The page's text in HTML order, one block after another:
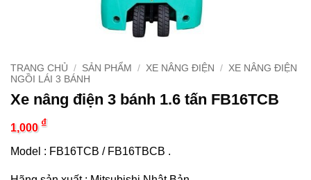
TRANG CHỦ / SẢN PHẨM / XE NÂNG ĐIỆN / XE NÂNG ĐIỆN
NGỒI LÁI 3 BÁNH
Xe nâng điện 3 bánh 1.6 tấn FB16TCB
1,000 ₫
Model : FB16TCB / FB16TBCB .